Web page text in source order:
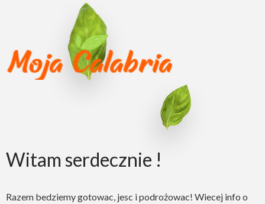
Witam serdecznie !
Razem bedziemy gotowac, jesc i podrożowac! Wiecej info o